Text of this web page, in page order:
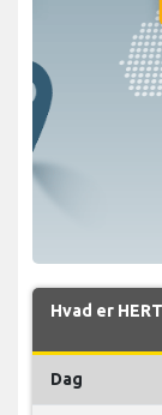
Hvad er
Dag